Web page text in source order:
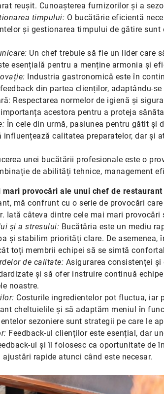
reușit. Cunoașterea furnizorilor și a
timpului: O bucătărie eficientă
și gestionarea timpului de gătire
Un chef trebuie să fie un lider care
esențială pentru a menține armonia și
Industria gastronomică este în
din partea clienților, adaptându-
Respectarea normelor de igienă și
acestora pentru a proteja
În cele din urmă, pasiunea pentru gătit și
influențează calitatea preparatelor, dar și
unei bucătării profesionale este o
de abilități tehnice, management
mari provocări ale unui chef de
mă confrunt cu o serie de provocări
Iată câteva dintre cele mai mari provocări
și a stresului: Bucătăria este un mediu
și stabilim priorități clare. De
toți membrii echipei să se simtă
de calitate: Asigurarea consistenței
și să ofer instruire continuă
noastre.
Costurile ingredientelor pot fluctua, iar
cheltuielile și să adaptăm meniul în
sezoniere sunt strategii pe care le
Feedback-ul clienților este esențial, dar
ul și îl folosesc ca oportunitate de
rapide atunci când este necesar.